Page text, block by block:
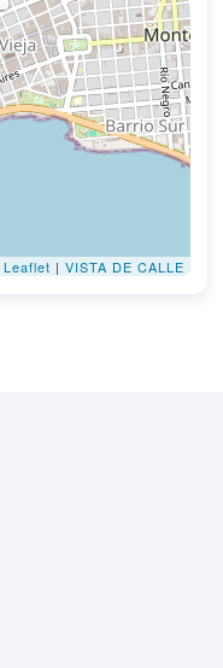
Leaflet | VISTA DE CALLE